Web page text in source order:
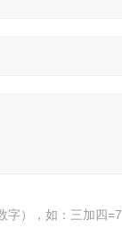
字），如：三加四=7